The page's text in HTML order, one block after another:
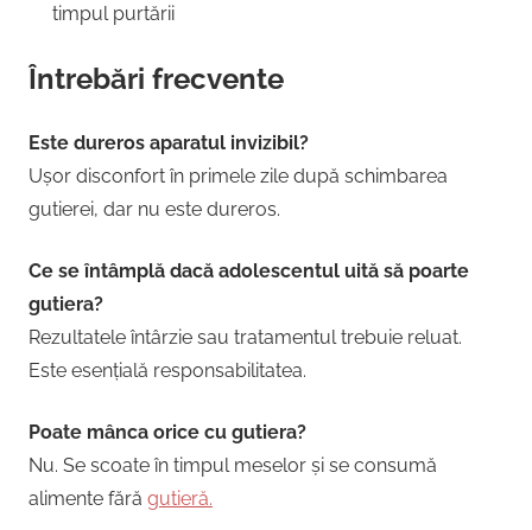
timpul purtării
Întrebări frecvente
Este dureros aparatul invizibil?
Ușor disconfort în primele zile după schimbarea
gutierei, dar nu este dureros.
Ce se întâmplă dacă adolescentul uită să poarte
gutiera?
Rezultatele întârzie sau tratamentul trebuie reluat.
Este esențială responsabilitatea.
Poate mânca orice cu gutiera?
Nu. Se scoate în timpul meselor și se consumă
alimente fără gutieră.